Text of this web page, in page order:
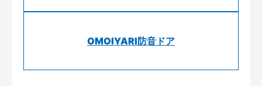
OMOIYARI防音ドア